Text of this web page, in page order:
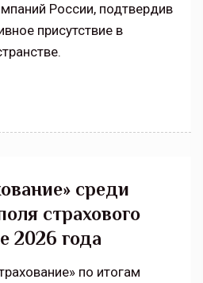
России, подтвердив
присутствие в
среди
страхового
2026 года
по итогам